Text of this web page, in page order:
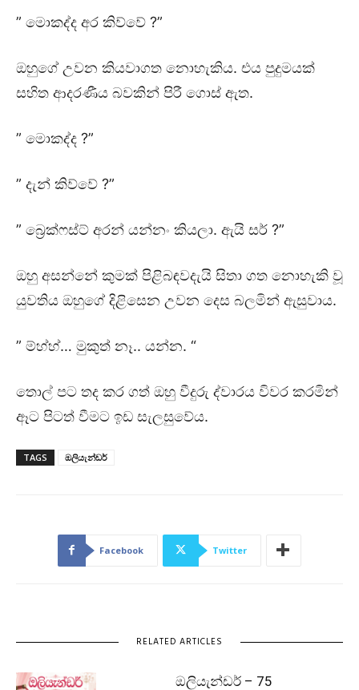
” මොකද්ද අර කිව්වේ ?”
ඔහුගේ උවන කියවාගත නොහැකිය. එය පුදුමයක්
සහිත ආදරණීය බවකින් පිරී ගොස් ඇත.
” මොකද්ද ?”
” දැන් කිව්වේ ?”
” බ්‍රෙක්ෆස්ට් අරන් යන්නං කියලා. ඇයි සර් ?”
ඔහු අසන්නේ කුමක් පිළිබඳවදැයි සිතා ගත නොහැකි වූ
යුවතිය ඔහුගේ දිළිසෙන උවන දෙස බලමින් ඇසුවාය.
” ම්හ්හ්… මුකුත් නෑ.. යන්න. “
තොල් පට තද කර ගත් ඔහු වීදුරු ද්වාරය විවර කරමින්
ඈට පිටත් වීමට ඉඩ සැලසුවේය.
TAGS ඔලියැන්ඩර්
Facebook Twitter
RELATED ARTICLES
ඔලියැන්ඩර් – 75